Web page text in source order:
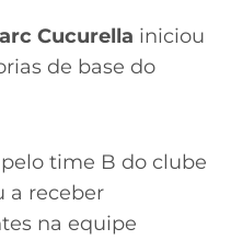
Cucurella iniciou
de base do
pelo time B do clube
a receber
na equipe